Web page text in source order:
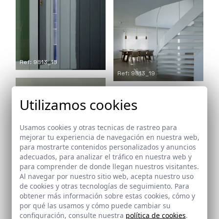
Ref: 9813_18
Ref: 9813_19
Ref: 9813_20
Ref: 9813_21
Utilizamos cookies
Usamos cookies y otras tecnicas de rastreo para
mejorar tu experiencia de navegación en nuestra web,
para mostrarte contenidos personalizados y anuncios
adecuados, para analizar el tráfico en nuestra web y
para comprender de donde llegan nuestros visitantes.
Al navegar por nuestro sitio web, acepta nuestro uso
de cookies y otras tecnologías de seguimiento. Para
obtener más información sobre estas cookies, cómo y
por qué las usamos y cómo puede cambiar su
configuración, consulte nuestra política de cookies.